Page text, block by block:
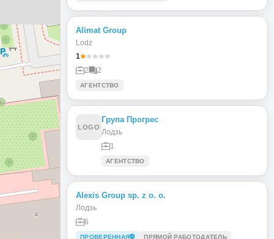
Alimat Group
Lodz
1
2
2
АГЕНТСТВО
LOGO
Група Прогрес
Лодзь
1
АГЕНТСТВО
Alexis Group sp. z o. o.
Лодзь
6
ПРОВЕРЕННАЯ ПРЯМОЙ РАБОТОДАТЕЛЬ